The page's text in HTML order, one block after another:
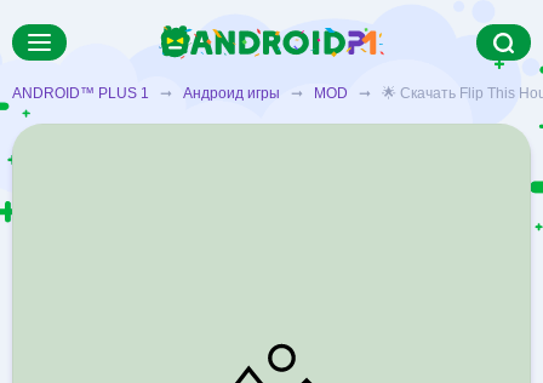
ANDROID™ PLUS 1 ➞ Андроид игры ➞ MOD ➞ 🌟 Скачать Flip This